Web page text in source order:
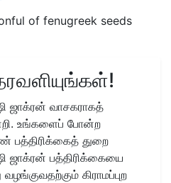
of fenugreek seeds
ஜாக்ரன் வாசகராகத்
உங்களைப் போன்ற
பத்திரிக்கைத் துறை
ஜாக்ரன் பத்திரிக்கையை
கிராமப்புற